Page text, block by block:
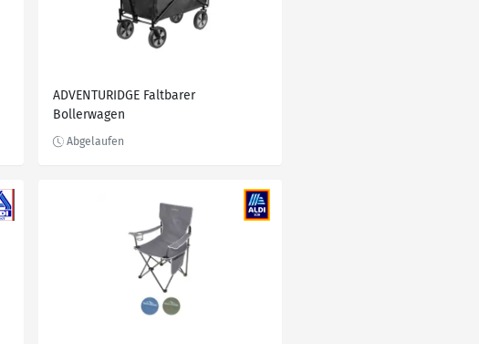
ADVENTURIDGE Faltbarer
Bollerwagen